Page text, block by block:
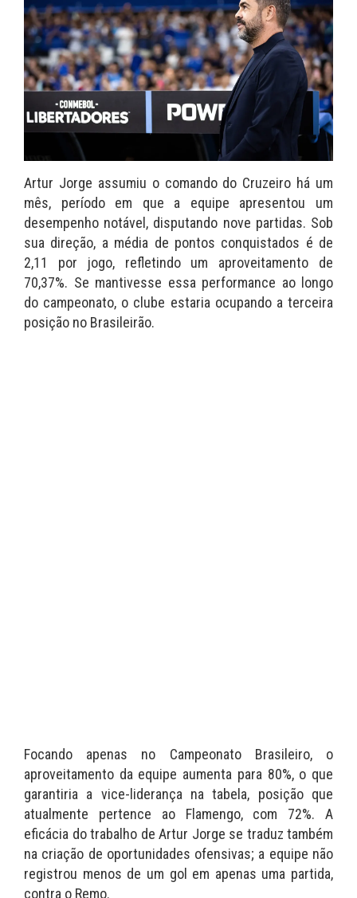
Artur Jorge assumiu o comando do Cruzeiro há um
mês, período em que a equipe apresentou um
desempenho notável, disputando nove partidas. Sob
sua direção, a média de pontos conquistados é de
2,11 por jogo, refletindo um aproveitamento de
70,37%. Se mantivesse essa performance ao longo
do campeonato, o clube estaria ocupando a terceira
posição no Brasileirão.
Focando apenas no Campeonato Brasileiro, o
aproveitamento da equipe aumenta para 80%, o que
garantiria a vice-liderança na tabela, posição que
atualmente pertence ao Flamengo, com 72%. A
eficácia do trabalho de Artur Jorge se traduz também
na criação de oportunidades ofensivas; a equipe não
registrou menos de um gol em apenas uma partida,
contra o Remo.